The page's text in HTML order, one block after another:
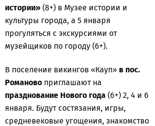
истории» (8+) в Музее истории и
культуры города, а 5 января
прогуляться с экскурсиями от
музейщиков по городу (6+).
В поселение викингов «Кауп» в пос.
Романово приглашают на
празднование Нового года (6+) 2, 4 и 6
января. Будут состязания, игры,
средневековые угощения, знакомство